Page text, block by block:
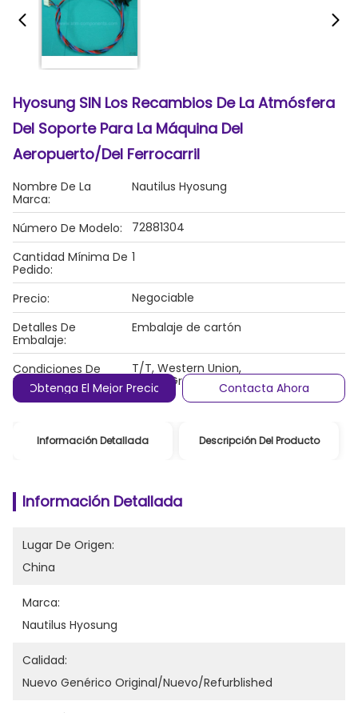
Hyosung SIN Los Recambios De La Atmósfera
Del Soporte Para La Máquina Del
Aeropuerto/del Ferrocarril
Nombre De La
Marca:
Nautilus Hyosung
Número De Modelo:
72881304
Cantidad Mínima De
Pedido:
1
Precio:
Negociable
Detalles De
Embalaje:
Embalaje de cartón
Condiciones De
Pago:
T/T, Western Union,
MoneyGram/PayPal
Obtenga El Mejor Precio Contacta Ahora
Información Detallada Descripción Del Producto
Información Detallada
Lugar De Origen:
China
Marca:
Nautilus Hyosung
Calidad:
Nuevo Genérico Original/nuevo/refurblished